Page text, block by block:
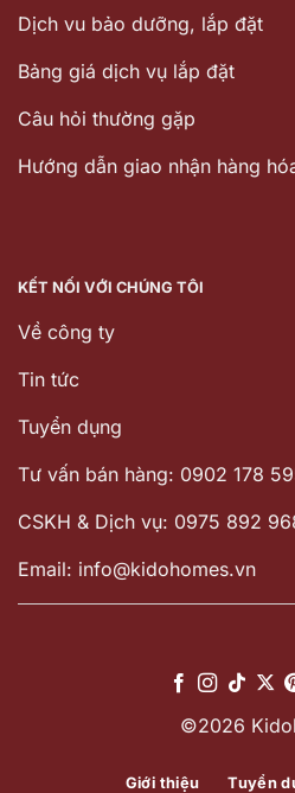
Dịch vu bảo dưỡng, lắp đặt
Bảng giá dịch vụ lắp đặt
Câu hỏi thường gặp
Hướng dẫn giao nhận hàng
KẾT NỐI VỚI CHÚNG TÔI
Về công ty
Tin tức
Tuyển dụng
Tư vấn bán hàng: 0902 178
CSKH & Dịch vụ: 0975 892
Email: info@kidohomes.vn
©2026
Giới thiệu Tuyển